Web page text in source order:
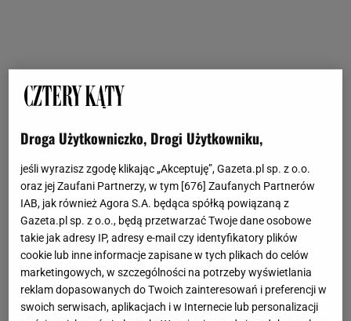
Droga Użytkowniczko, Drogi Użytkowniku,
jeśli wyrazisz zgodę klikając „Akceptuję”, Gazeta.pl sp. z o.o.
oraz jej Zaufani Partnerzy, w tym [676] Zaufanych Partnerów
IAB, jak również Agora S.A. będąca spółką powiązaną z
Gazeta.pl sp. z o.o., będą przetwarzać Twoje dane osobowe
takie jak adresy IP, adresy e-mail czy identyfikatory plików
cookie lub inne informacje zapisane w tych plikach do celów
marketingowych, w szczególności na potrzeby wyświetlania
reklam dopasowanych do Twoich zainteresowań i preferencji w
swoich serwisach, aplikacjach i w Internecie lub personalizacji